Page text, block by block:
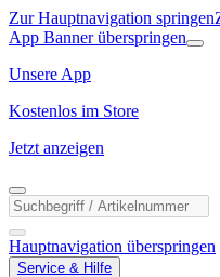
Zur Hauptnavigation springen
App Banner überspringen
Unsere App
Kostenlos im Store
Jetzt anzeigen
Hauptnavigation überspringen
Service & Hilfe